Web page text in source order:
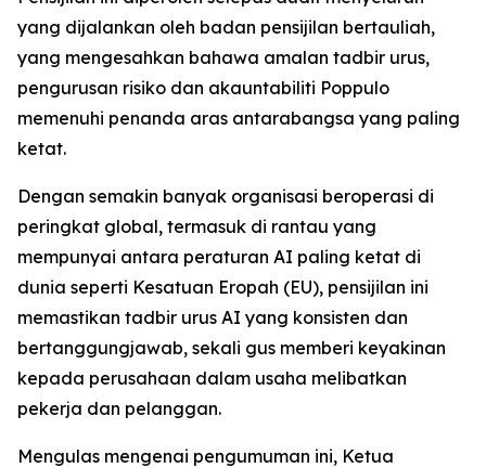
yang dijalankan oleh badan pensijilan bertauliah,
yang mengesahkan bahawa amalan tadbir urus,
pengurusan risiko dan akauntabiliti Poppulo
memenuhi penanda aras antarabangsa yang paling
ketat.
Dengan semakin banyak organisasi beroperasi di
peringkat global, termasuk di rantau yang
mempunyai antara peraturan AI paling ketat di
dunia seperti Kesatuan Eropah (EU), pensijilan ini
memastikan tadbir urus AI yang konsisten dan
bertanggungjawab, sekali gus memberi keyakinan
kepada perusahaan dalam usaha melibatkan
pekerja dan pelanggan.
Mengulas mengenai pengumuman ini, Ketua